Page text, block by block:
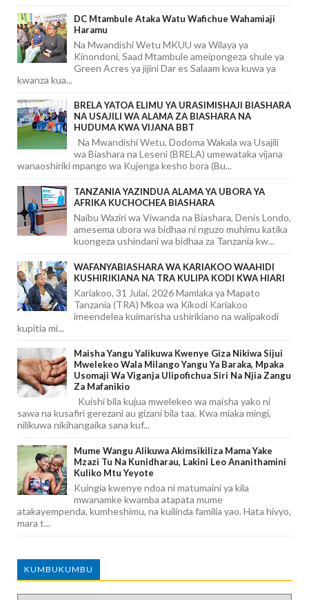
DC Mtambule Ataka Watu Wafichue Wahamiaji
Haramu
Na Mwandishi Wetu MKUU wa Wilaya ya
Kinondoni, Saad Mtambule ameipongeza shule ya
Green Acres ya jijini Dar es Salaam kwa kuwa ya
kwanza kua...
BRELA YATOA ELIMU YA URASIMISHAJI BIASHARA
NA USAJILI WA ALAMA ZA BIASHARA NA
HUDUMA KWA VIJANA BBT
Na Mwandishi Wetu, Dodoma Wakala wa Usajili
wa Biashara na Leseni (BRELA) umewataka vijana
wanaoshiriki mpango wa Kujenga kesho bora (Bu...
TANZANIA YAZINDUA ALAMA YA UBORA YA
AFRIKA KUCHOCHEA BIASHARA
Naibu Waziri wa Viwanda na Biashara, Denis Londo,
amesema ubora wa bidhaa ni nguzo muhimu katika
kuongeza ushindani wa bidhaa za Tanzania kw...
WAFANYABIASHARA WA KARIAKOO WAAHIDI
KUSHIRIKIANA NA TRA KULIPA KODI KWA HIARI
Kariakoo, 31 Julai, 2026 Mamlaka ya Mapato
Tanzania (TRA) Mkoa wa Kikodi Kariakoo
imeendelea kuimarisha ushirikiano na walipakodi
kupitia mi...
Maisha Yangu Yalikuwa Kwenye Giza Nikiwa Sijui
Mwelekeo Wala Milango Yangu Ya Baraka, Mpaka
Usomaji Wa Viganja Ulipofichua Siri Na Njia Zangu
Za Mafanikio
Kuishi bila kujua mwelekeo wa maisha yako ni
sawa na kusafiri gerezani au gizani bila taa. Kwa miaka mingi,
nilikuwa nikihangaika sana kuf...
Mume Wangu Alikuwa Akimsikiliza Mama Yake
Mzazi Tu Na Kunidharau, Lakini Leo Ananithamini
Kuliko Mtu Yeyote
Kuingia kwenye ndoa ni matumaini ya kila
mwanamke kwamba atapata mume
atakayempenda, kumheshimu, na kuilinda familia yao. Hata hivyo,
mara t...
KUMBUKUMBU